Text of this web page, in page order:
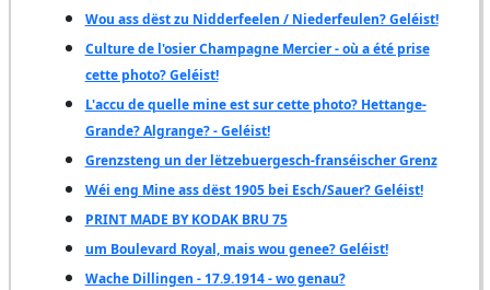
Wou ass dëst zu Nidderfeelen / Niederfeulen? Geléist!
Culture de l'osier Champagne Mercier - où a été prise
cette photo? Geléist!
L'accu de quelle mine est sur cette photo? Hettange-
Grande? Algrange? - Geléist!
Grenzsteng un der lëtzebuergesch-franséischer Grenz
Wéi eng Mine ass dëst 1905 bei Esch/Sauer? Geléist!
PRINT MADE BY KODAK BRU 75
um Boulevard Royal, mais wou genee? Geléist!
Wache Dillingen - 17.9.1914 - wo genau?